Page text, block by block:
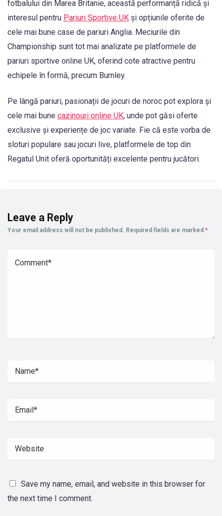
fotbalului din Marea Britanie, această performanță ridică și
interesul pentru Pariuri Sportive UK și opțiunile oferite de
cele mai bune case de pariuri Anglia. Meciurile din
Championship sunt tot mai analizate pe platformele de
pariuri sportive online UK, oferind cote atractive pentru
echipele în formă, precum Burnley.
Pe lângă pariuri, pasionații de jocuri de noroc pot explora și
cele mai bune cazinouri online UK, unde pot găsi oferte
exclusive și experiențe de joc variate. Fie că este vorba de
sloturi populare sau jocuri live, platformele de top din
Regatul Unit oferă oportunități excelente pentru jucători.
Leave a Reply
Your email address will not be published. Required fields are marked *
Save my name, email, and website in this browser for
the next time I comment.